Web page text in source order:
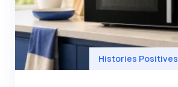
Histories Positives